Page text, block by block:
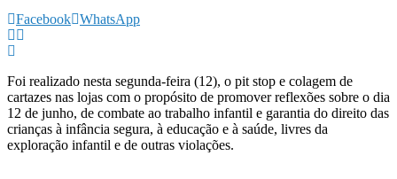
Facebook WhatsApp
Foi realizado nesta segunda-feira (12), o pit stop e colagem de
cartazes nas lojas com o propósito de promover reflexões sobre o dia
12 de junho, de combate ao trabalho infantil e garantia do direito das
crianças à infância segura, à educação e à saúde, livres da
exploração infantil e de outras violações.